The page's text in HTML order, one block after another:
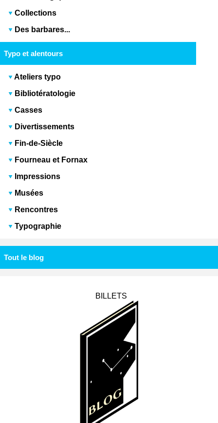
Collections
Des barbares...
Typo et alentours
Ateliers typo
Bibliotératologie
Casses
Divertissements
Fin-de-Siècle
Fourneau et Fornax
Impressions
Musées
Rencontres
Typographie
Tout le blog
BILLETS